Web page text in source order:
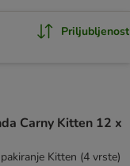
Priljubljenost
Carny Kitten 12 x
Kitten (4 vrste)